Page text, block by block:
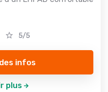
5/5
infos
plus